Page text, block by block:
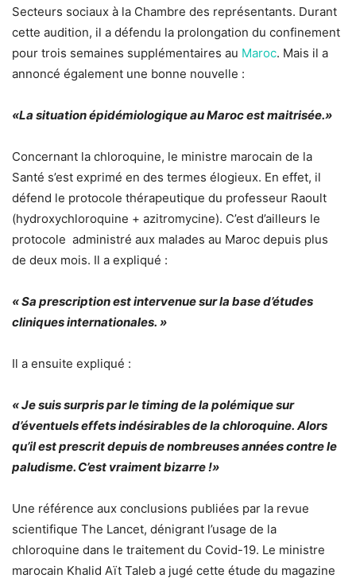
Secteurs sociaux à la Chambre des représentants. Durant
cette audition, il a défendu la prolongation du confinement
pour trois semaines supplémentaires au Maroc. Mais il a
annoncé également une bonne nouvelle :
«La situation épidémiologique au Maroc est maitrisée.»
Concernant la chloroquine, le ministre marocain de la
Santé s’est exprimé en des termes élogieux. En effet, il
défend le protocole thérapeutique du professeur Raoult
(hydroxychloroquine + azitromycine). C’est d’ailleurs le
protocole administré aux malades au Maroc depuis plus
de deux mois. Il a expliqué :
« Sa prescription est intervenue sur la base d’études
cliniques internationales. »
Il a ensuite expliqué :
« Je suis surpris par le timing de la polémique sur
d’éventuels effets indésirables de la chloroquine. Alors
qu’il est prescrit depuis de nombreuses années contre le
paludisme. C’est vraiment bizarre !»
Une référence aux conclusions publiées par la revue
scientifique The Lancet, dénigrant l’usage de la
chloroquine dans le traitement du Covid-19. Le ministre
marocain Khalid Aït Taleb a jugé cette étude du magazine